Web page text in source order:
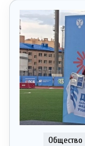
Общество